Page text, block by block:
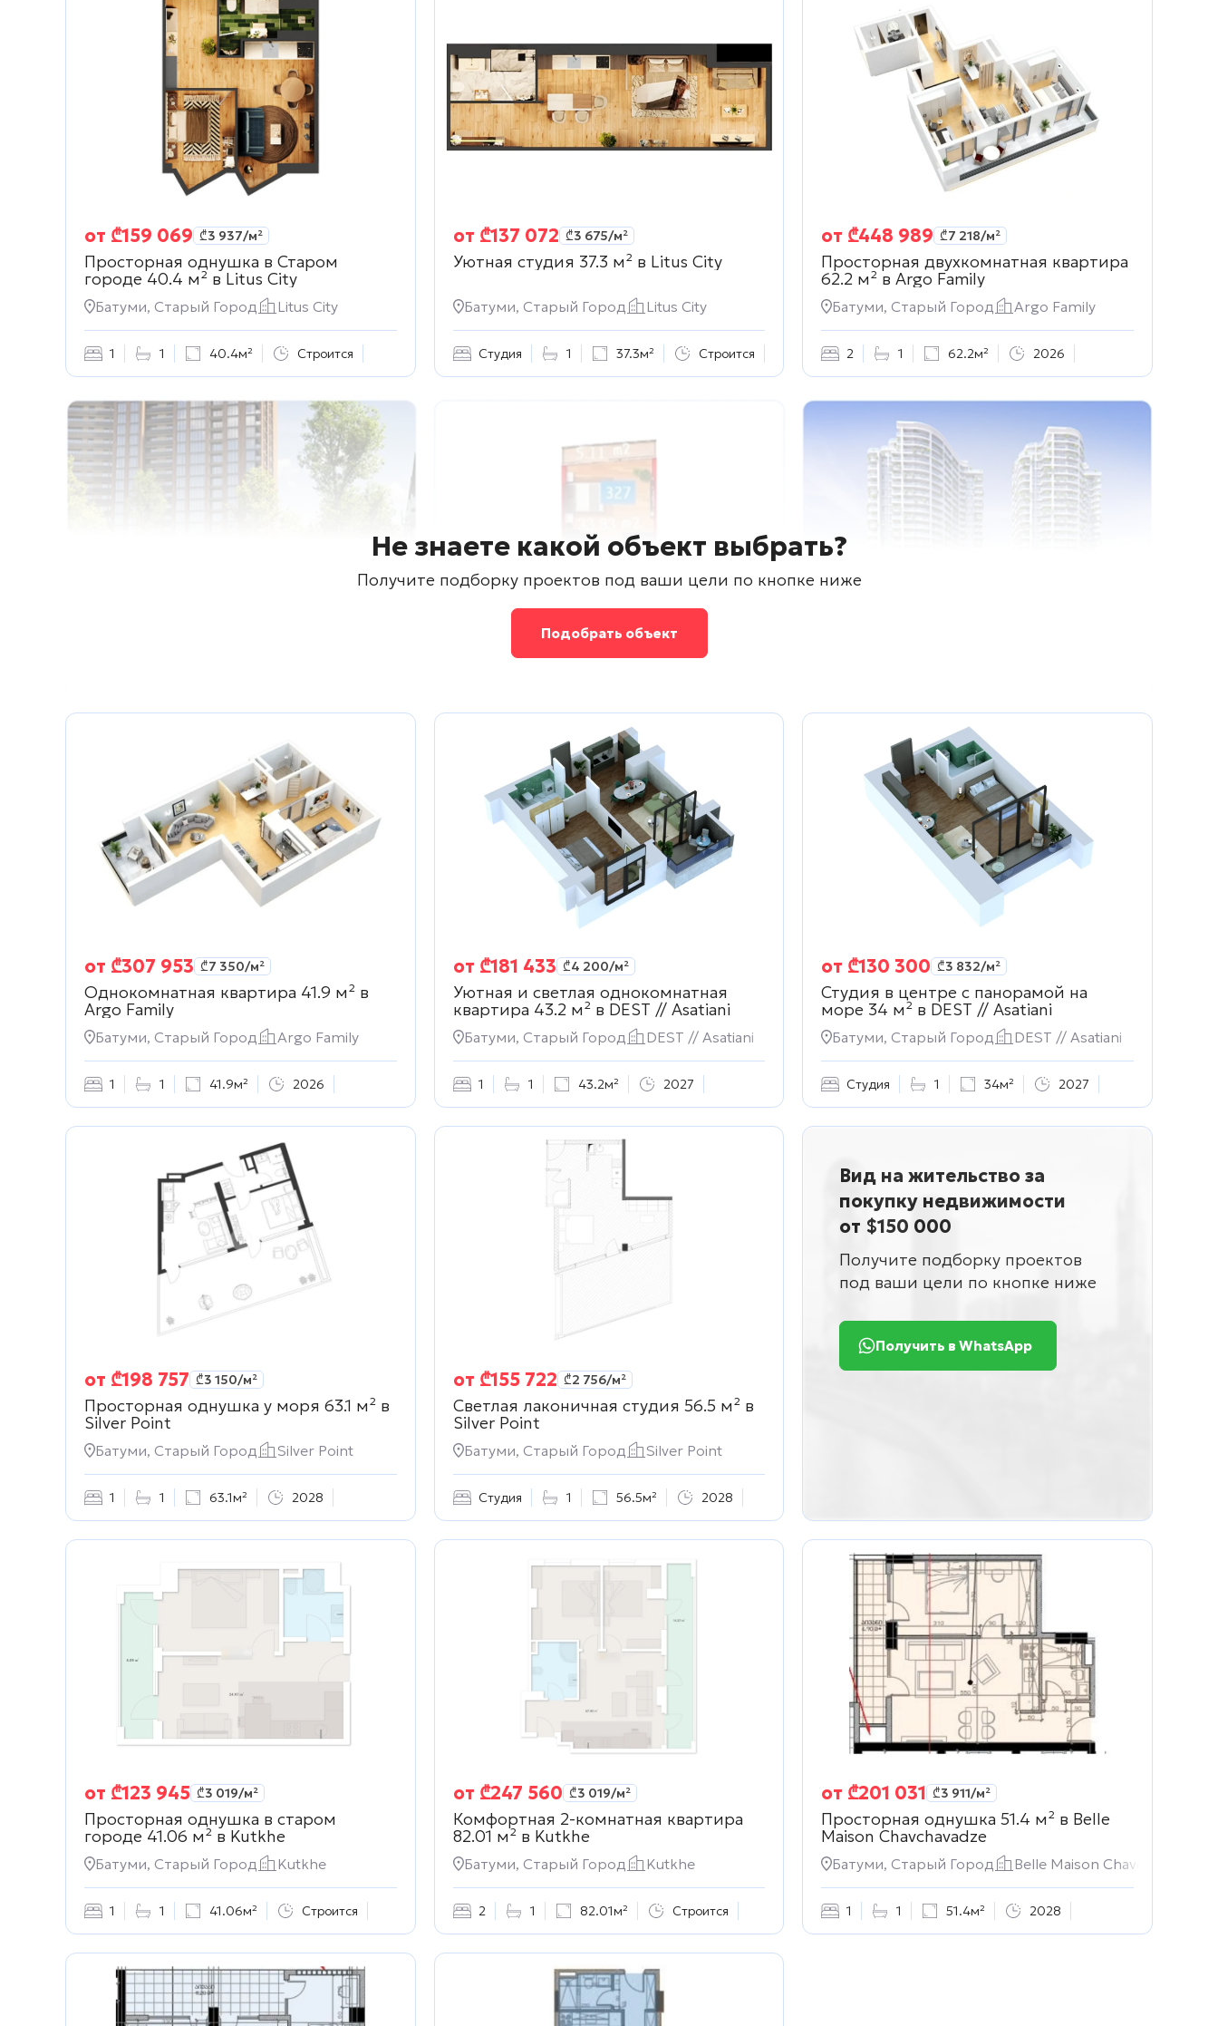
от ₾159 069 ₾3 937/м²
Просторная однушка в Старом
городе 40.4 м² в Litus City
Батуми, Старый Город Litus City
1 1 40.4м² Строится
от ₾137 072 ₾3 675/м²
Уютная студия 37.3 м² в Litus City
Батуми, Старый Город Litus City
Студия 1 37.3м² Строится
от ₾448 989 ₾7 218/м²
Просторная двухкомнатная квартира
62.2 м² в Argo Family
Батуми, Старый Город Argo Family
2 1 62.2м² 2026
Не знаете какой объект выбрать?
Получите подборку проектов под ваши цели по кнопке ниже
Подобрать объект
от ₾307 953 ₾7 350/м²
Однокомнатная квартира 41.9 м² в
Argo Family
Батуми, Старый Город Argo Family
1 1 41.9м² 2026
от ₾181 433 ₾4 200/м²
Уютная и светлая однокомнатная
квартира 43.2 м² в DEST // Asatiani
Батуми, Старый Город DEST // Asatiani
1 1 43.2м² 2027
от ₾130 300 ₾3 832/м²
Студия в центре с панорамой на
море 34 м² в DEST // Asatiani
Батуми, Старый Город DEST // Asatiani
Студия 1 34м² 2027
от ₾198 757 ₾3 150/м²
Просторная однушка у моря 63.1 м² в
Silver Point
Батуми, Старый Город Silver Point
1 1 63.1м² 2028
от ₾155 722 ₾2 756/м²
Светлая лаконичная студия 56.5 м² в
Silver Point
Батуми, Старый Город Silver Point
Студия 1 56.5м² 2028
Вид на жительство за
покупку недвижимости
от $150 000
Получите подборку проектов
под ваши цели по кнопке ниже
Получить в WhatsApp
от ₾123 945 ₾3 019/м²
Просторная однушка в старом
городе 41.06 м² в Kutkhe
Батуми, Старый Город Kutkhe
1 1 41.06м² Строится
от ₾247 560 ₾3 019/м²
Комфортная 2-комнатная квартира
82.01 м² в Kutkhe
Батуми, Старый Город Kutkhe
2 1 82.01м² Строится
от ₾201 031 ₾3 911/м²
Просторная однушка 51.4 м² в Belle
Maison Chavchavadze
Батуми, Старый Город Belle Maison Chavchavadze
1 1 51.4м² 2028